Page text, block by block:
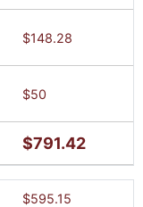
$148.28
$50
$791.42
$595.15